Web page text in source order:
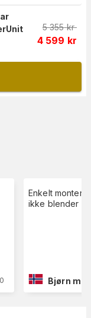
5 355 kr
4 599 kr
0
Enkelt
ikke blender
Bjørn